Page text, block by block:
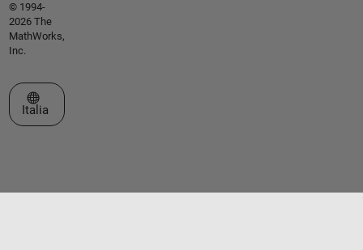
© 1994-
2026 The
MathWorks,
Inc.
Seleziona un sito web
Italia